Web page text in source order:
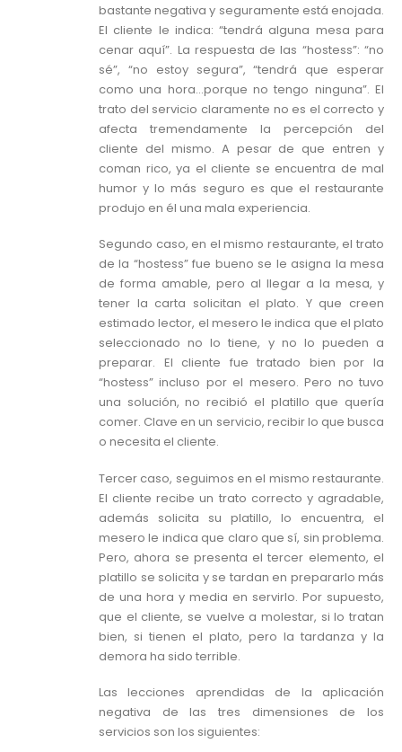
bastante negativa y seguramente está enojada.
El cliente le indica: “tendrá alguna mesa para
cenar aquí”. La respuesta de las “hostess”: “no
sé”, “no estoy segura”, “tendrá que esperar
como una hora…porque no tengo ninguna”. El
trato del servicio claramente no es el correcto y
afecta tremendamente la percepción del
cliente del mismo. A pesar de que entren y
coman rico, ya el cliente se encuentra de mal
humor y lo más seguro es que el restaurante
produjo en él una mala experiencia.
Segundo caso, en el mismo restaurante, el trato
de la “hostess” fue bueno se le asigna la mesa
de forma amable, pero al llegar a la mesa, y
tener la carta solicitan el plato. Y que creen
estimado lector, el mesero le indica que el plato
seleccionado no lo tiene, y no lo pueden a
preparar. El cliente fue tratado bien por la
“hostess” incluso por el mesero. Pero no tuvo
una solución, no recibió el platillo que quería
comer. Clave en un servicio, recibir lo que busca
o necesita el cliente.
Tercer caso, seguimos en el mismo restaurante.
El cliente recibe un trato correcto y agradable,
además solicita su platillo, lo encuentra, el
mesero le indica que claro que sí, sin problema.
Pero, ahora se presenta el tercer elemento, el
platillo se solicita y se tardan en prepararlo más
de una hora y media en servirlo. Por supuesto,
que el cliente, se vuelve a molestar, si lo tratan
bien, si tienen el plato, pero la tardanza y la
demora ha sido terrible.
Las lecciones aprendidas de la aplicación
negativa de las tres dimensiones de los
servicios son los siguientes: